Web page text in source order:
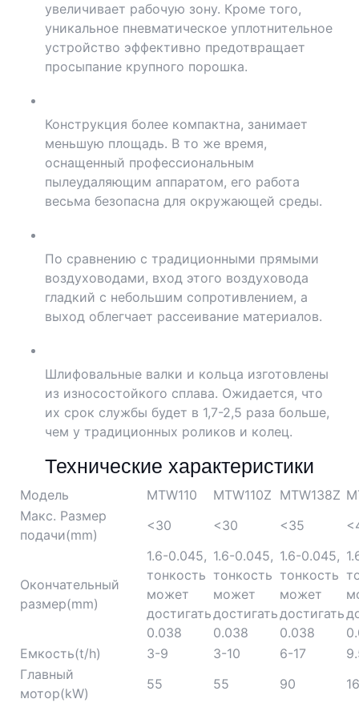
увеличивает рабочую зону. Кроме того,
уникальное пневматическое уплотнительное
устройство эффективно предотвращает
просыпание крупного порошка.
Конструкция более компактна, занимает
меньшую площадь. В то же время,
оснащенный профессиональным
пылеудаляющим аппаратом, его работа
весьма безопасна для окружающей среды.
По сравнению с традиционными прямыми
воздуховодами, вход этого воздуховода
гладкий с небольшим сопротивлением, а
выход облегчает рассеивание материалов.
Шлифовальные валки и кольца изготовлены
из износостойкого сплава. Ожидается, что
их срок службы будет в 1,7-2,5 раза больше,
чем у традиционных роликов и колец.
Технические характеристики
Модель MTW110 MTW110Z MTW138Z
Макс. Размер
подачи(mm)
<30 <30 <35
Окончательный
размер(mm)
1.6-0.045,
тонкость
может
достигать
0.038
1.6-0.045,
тонкость
может
достигать
0.038
1.6-0.045,
тонкость
может
достигать
0.038
Емкость(t/h)
3-9 3-10 6-17
Главный
мотор(kW)
55 55 90